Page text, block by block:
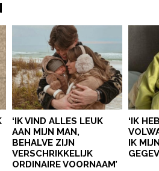
‘IK VIND ALLES LEUK
AAN MIJN MAN,
BEHALVE ZIJN
VERSCHRIKKELIJK
ORDINAIRE VOORNAAM’
‘IK
IK